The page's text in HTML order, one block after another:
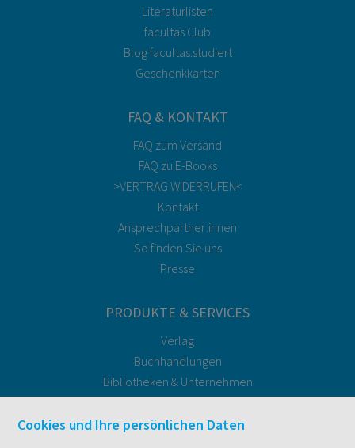
Literaturlisten
facultas Club
Blog facultas.studiert
Geschenkkarten
FAQ & KONTAKT
FAQ zum Versand
FAQ zu E-Books
>VERTRAG WIDERRUFEN<
Kontakt
Ansprechpartner:innen
So finden Sie uns
Presse
PRODUKTE & SERVICES
Verlag
Buchhandlungen
Bibliotheken & Unternehmen
Druckerei facultas druckt.
Cookies und Ihre persönlichen Daten